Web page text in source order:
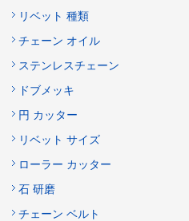
リベット 種類
チェーン オイル
ステンレスチェーン
ドブメッキ
円 カッター
リベット サイズ
ローラー カッター
石 研磨
チェーン ベルト